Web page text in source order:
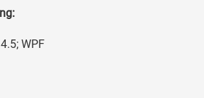
WPF